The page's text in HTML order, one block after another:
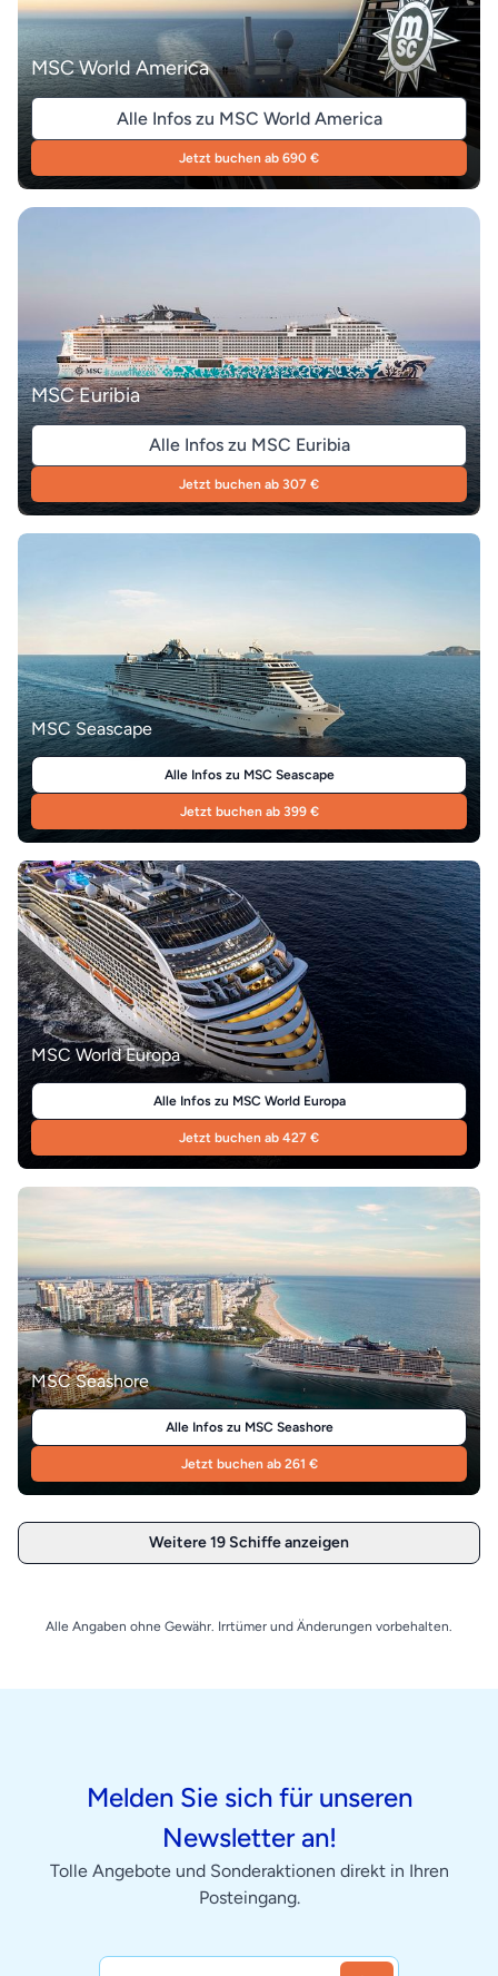
MSC World America
Alle Infos zu MSC World America
Jetzt buchen ab 690 €
MSC Euribia
Alle Infos zu MSC Euribia
Jetzt buchen ab 307 €
MSC Seascape
Alle Infos zu MSC Seascape
Jetzt buchen ab 399 €
MSC World Europa
Alle Infos zu MSC World Europa
Jetzt buchen ab 427 €
MSC Seashore
Alle Infos zu MSC Seashore
Jetzt buchen ab 261 €
Weitere 19 Schiffe anzeigen
Alle Angaben ohne Gewähr. Irrtümer und Änderungen vorbehalten.
Melden Sie sich für unseren
Newsletter an!
Tolle Angebote und Sonderaktionen direkt in Ihren
Posteingang.